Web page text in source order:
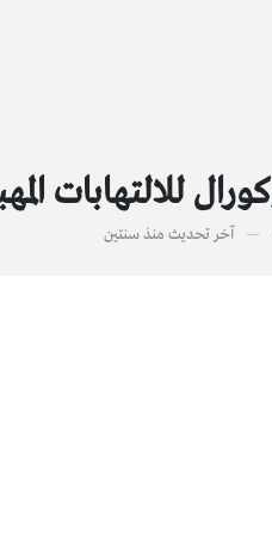
للالتهابات
آخر تحديث منذ سنتين